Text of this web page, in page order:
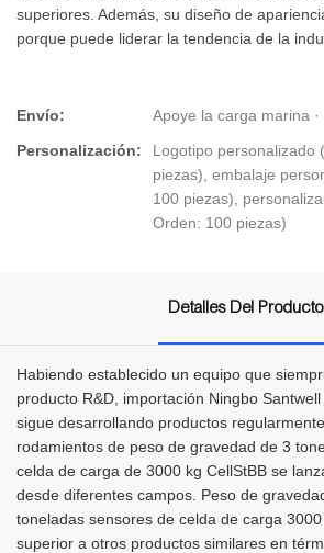
superiores. Además, su diseño de
porque puede liderar la tendencia de la
Envío:
Apoye la carga marina
Personalización:
Logotipo personalizado
piezas), embalaje
100 piezas),
Orden: 100 piezas)
Detalles Del Producto
Habiendo establecido un equipo que
producto R&D, importación Ningbo
sigue desarrollando productos
rodamientos de peso de gravedad de 3
celda de carga de 3000 kg CellStBB se
desde diferentes campos. Peso de
toneladas sensores de celda de carga
superior a otros productos similares en